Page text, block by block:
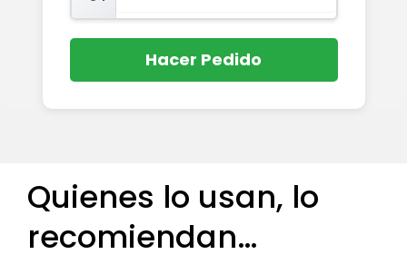
Hacer Pedido
Quienes lo usan, lo
recomiendan…​